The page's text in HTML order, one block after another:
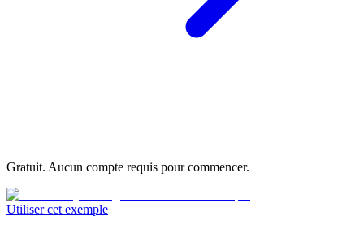
Gratuit. Aucun compte requis pour commencer.
Utiliser cet exemple